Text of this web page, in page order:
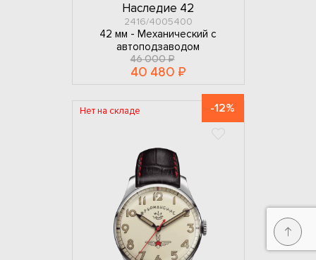
Наследие 42
2416/4005400
42 мм - Механический с
автоподзаводом
46 000 ₽
40 480 ₽
Нет на складе -12%